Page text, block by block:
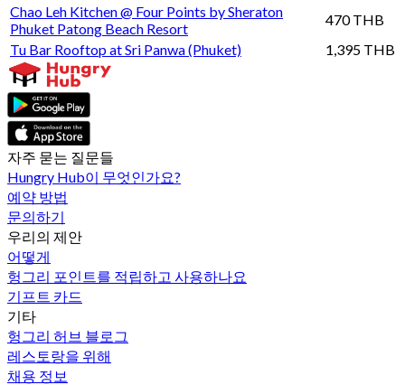
Chao Leh Kitchen @ Four Points by Sheraton
Phuket Patong Beach Resort
470 THB
Tu Bar Rooftop at Sri Panwa (Phuket)
1,395 THB
자주 묻는 질문들
Hungry Hub이 무엇인가요?
예약 방법
문의하기
우리의 제안
어떻게
헝그리 포인트를 적립하고 사용하나요
기프트 카드
기타
헝그리 허브 블로그
레스토랑을 위해
채용 정보